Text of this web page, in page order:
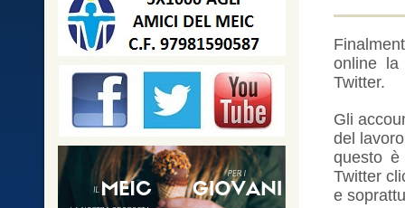
online la
Twitter.
Gli
del
questo
Twitter
e